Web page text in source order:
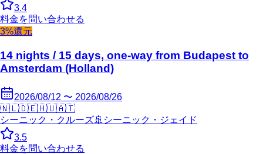
3.4
料金を問い合わせる
3%還元
14 nights / 15 days, one-way from Budapest to
Amsterdam (Holland)
2026/08/12 〜 2026/08/26
🇳🇱🇩🇪🇭🇺🇦🇹
シーニック・クルーズ🚢 シーニック・ジェイド
3.5
料金を問い合わせる